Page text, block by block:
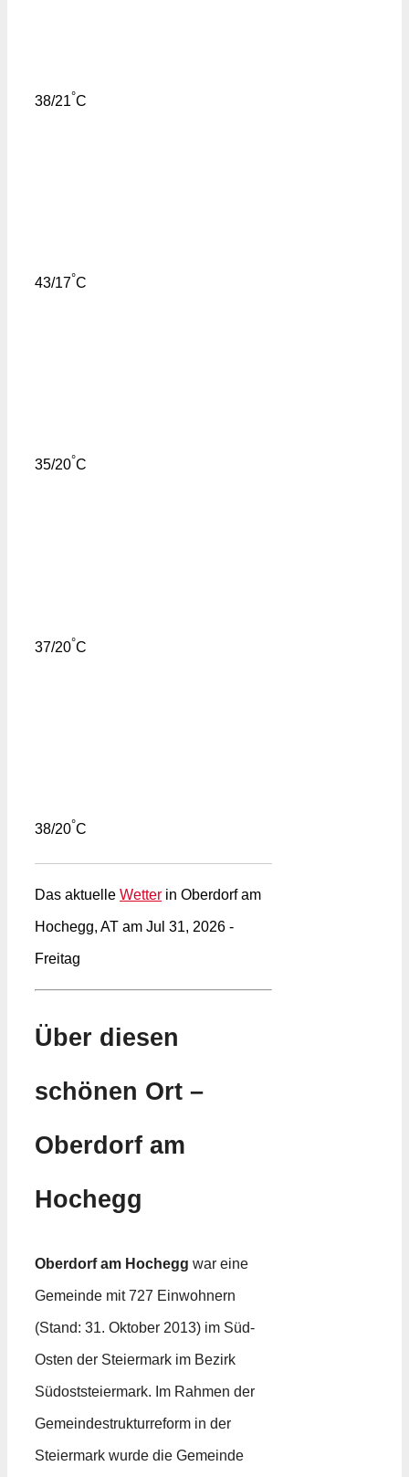
38/21°C
43/17°C
35/20°C
37/20°C
38/20°C
Das aktuelle Wetter in Oberdorf am
Hochegg, AT am Jul 31, 2026 -
Freitag
Über diesen
schönen Ort –
Oberdorf am
Hochegg
Oberdorf am Hochegg war eine
Gemeinde mit 727 Einwohnern
(Stand: 31. Oktober 2013) im Süd-
Osten der Steiermark im Bezirk
Südoststeiermark. Im Rahmen der
Gemeindestrukturreform in der
Steiermark wurde die Gemeinde